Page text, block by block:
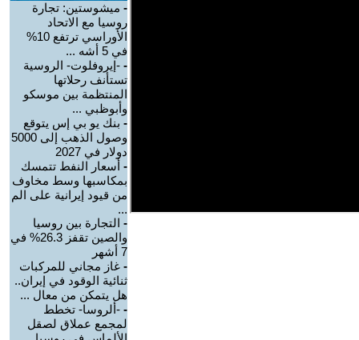
- ميشوستين: تجارة
روسيا مع الاتحاد
الأوراسي ترتفع 10%
في 5 أشه ...
- -إيروفلوت- الروسية
تستأنف رحلاتها
المنتظمة بين موسكو
وأبوظبي ...
- بنك يو بي إس يتوقع
وصول الذهب إلى 5000
دولار في 2027
- أسعار النفط تتمسك
بمكاسبها وسط مخاوف
من قيود إيرانية على الم
...
- التجارة بين روسيا
والصين تقفز 26.3% في
7 أشهر
- غاز مجاني للمركبات
ثنائية الوقود في إيران..
هل يتمكن من معال ...
- -ألروسا- تخطط
لمجمع عملاق لصقل